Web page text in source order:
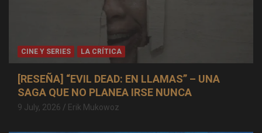
CINE Y SERIES LA CRÍTICA
[RESEÑA] “EVIL DEAD: EN LLAMAS” – UNA
SAGA QUE NO PLANEA IRSE NUNCA
9 July, 2026 Erik Mukowoz